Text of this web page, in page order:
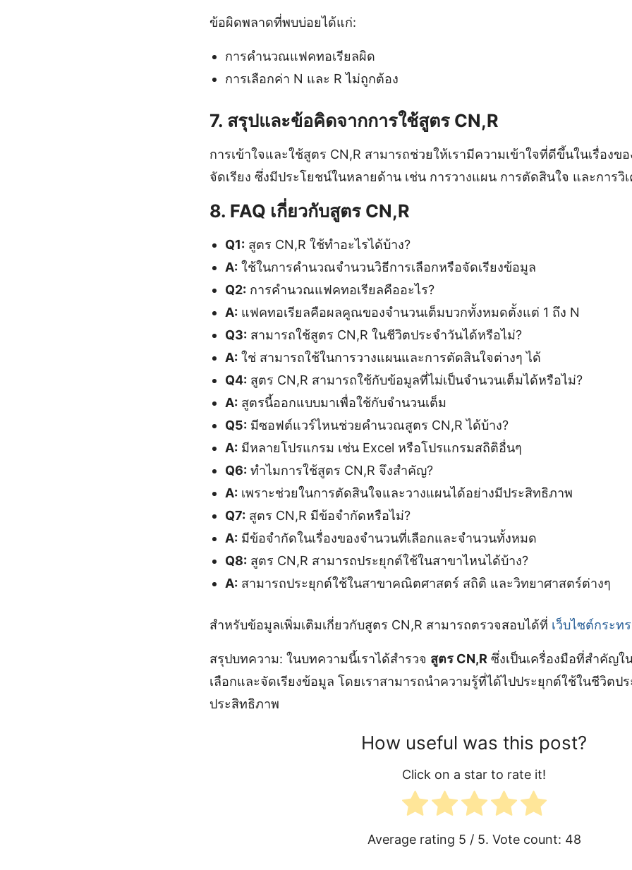
ข้อผิดพลาดที่พบบ่อยได้แก่:
การคำนวณแฟคทอเรียลผิด
การเลือกค่า N และ R ไม่ถูกต้อง
7. สรุปและข้อคิดจากการใช้สูตร CN,R
การเข้าใจและใช้สูตร CN,R สามารถช่วยให้เรามีความเข้าใจที่ดีขึ้นในเรื่องข
จัดเรียง ซึ่งมีประโยชน์ในหลายด้าน เช่น การวางแผน การตัดสินใจ และการวิ
8. FAQ เกี่ยวกับสูตร CN,R
Q1: สูตร CN,R ใช้ทำอะไรได้บ้าง?
A: ใช้ในการคำนวณจำนวนวิธีการเลือกหรือจัดเรียงข้อมูล
Q2: การคำนวณแฟคทอเรียลคืออะไร?
A: แฟคทอเรียลคือผลคูณของจำนวนเต็มบวกทั้งหมดตั้งแต่ 1 ถึง N
Q3: สามารถใช้สูตร CN,R ในชีวิตประจำวันได้หรือไม่?
A: ใช่ สามารถใช้ในการวางแผนและการตัดสินใจต่างๆ ได้
Q4: สูตร CN,R สามารถใช้กับข้อมูลที่ไม่เป็นจำนวนเต็มได้หรือไม่?
A: สูตรนี้ออกแบบมาเพื่อใช้กับจำนวนเต็ม
Q5: มีซอฟต์แวร์ไหนช่วยคำนวณสูตร CN,R ได้บ้าง?
A: มีหลายโปรแกรม เช่น Excel หรือโปรแกรมสถิติอื่นๆ
Q6: ทำไมการใช้สูตร CN,R จึงสำคัญ?
A: เพราะช่วยในการตัดสินใจและวางแผนได้อย่างมีประสิทธิภาพ
Q7: สูตร CN,R มีข้อจำกัดหรือไม่?
A: มีข้อจำกัดในเรื่องของจำนวนที่เลือกและจำนวนทั้งหมด
Q8: สูตร CN,R สามารถประยุกต์ใช้ในสาขาไหนได้บ้าง?
A: สามารถประยุกต์ใช้ในสาขาคณิตศาสตร์ สถิติ และวิทยาศาสตร์ต่างๆ
สำหรับข้อมูลเพิ่มเติมเกี่ยวกับสูตร CN,R สามารถตรวจสอบได้ที่ เว็บไซต์กระท
สรุปบทความ: ในบทความนี้เราได้สำรวจ สูตร CN,R ซึ่งเป็นเครื่องมือที่สำคัญ
เลือกและจัดเรียงข้อมูล โดยเราสามารถนำความรู้ที่ได้ไปประยุกต์ใช้ในชีวิตป
ประสิทธิภาพ
How useful was this post?
Click on a star to rate it!
Average rating 5 / 5. Vote count: 48